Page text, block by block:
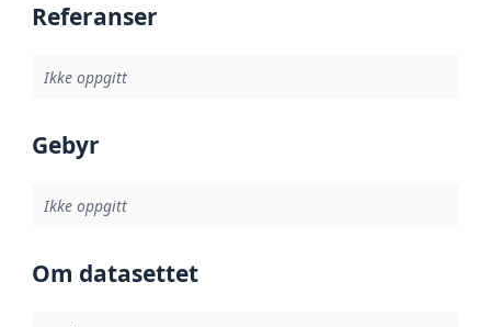
Referanser
Ikke oppgitt
Gebyr
Ikke oppgitt
Om datasettet